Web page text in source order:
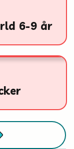
6-9 år